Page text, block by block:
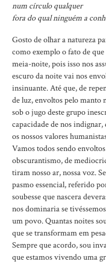
num círculo qualquer
fora do qual ninguém a
Gosto de olhar a natureza
como exemplo o fato de
meia-noite, pois isso nos
escuro da noite vai nos
insinuante. Até que, de
de luz, envoltos pelo manto
sob o jugo deste grupo
capacidade de nos
os nossos valores
Vamos todos sendo
obscurantismo, de
tiram nosso ar, nossa voz.
pasmo essencial, referido
soubesse que nascera
nos dominaria se
um povo. Quantas noites
que se transformam em
Sempre que acordo, sou
que estamos vivendo uma